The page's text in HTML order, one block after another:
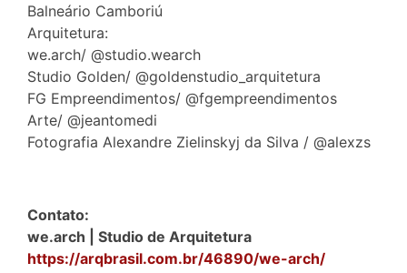
Balneário Camboriú
Arquitetura:
we.arch/ @studio.wearch
Studio Golden/ @goldenstudio_arquitetura
FG Empreendimentos/ @fgempreendimentos
Arte/ @jeantomedi
Fotografia Alexandre Zielinskyj da Silva / @alexzs
Contato:
we.arch | Studio de Arquitetura
https://arqbrasil.com.br/46890/we-arch/